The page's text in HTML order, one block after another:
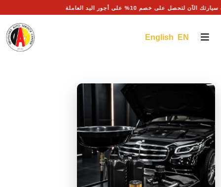
سيارتك الآن لتحصل على خصم 10% على أجور اليد العاملة
English EN